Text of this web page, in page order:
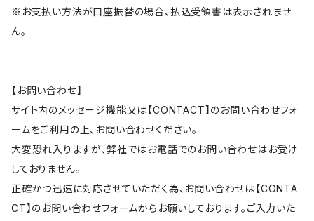
※お支払い方法が口座振替の場合、払込受領書は表示されませ
ん。
【お問い合わせ】
サイト内のメッセージ機能又は【CONTACT】のお問い合わせフォ
ームをご利用の上、お問い合わせください。
大変恐れ入りますが、弊社ではお電話でのお問い合わせはお受け
しておりません。
正確かつ迅速に対応させていただく為、お問い合わせは【CONTA
CT】のお問い合わせフォームからお願いしております。ご入力いた